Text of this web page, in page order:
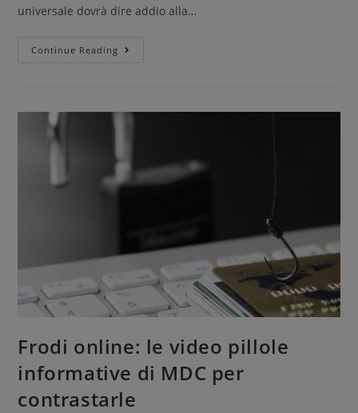
universale dovrà dire addio alla…
Continue Reading
Frodi online: le video pillole
informative di MDC per
contrastarle